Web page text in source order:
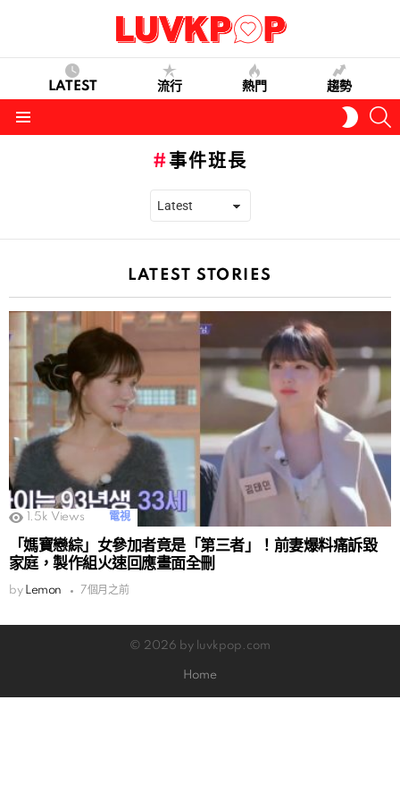
LATEST 流行 熱門 趨勢
SKIN
事件班長
LATEST STORIES
1.5k Views 電視
「媽寶戀綜」女參加者竟是「第三者」！前妻爆料痛訴毀
家庭，製作組火速回應畫面全刪
by Lemon 7個月之前
© 2026 by luvkpop.com
Home